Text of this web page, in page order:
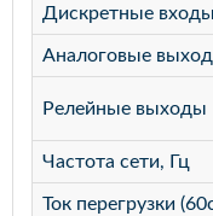
Дискретные входы
Аналоговые
Релейные выходы
Частота сети, Гц
Ток перегрузки